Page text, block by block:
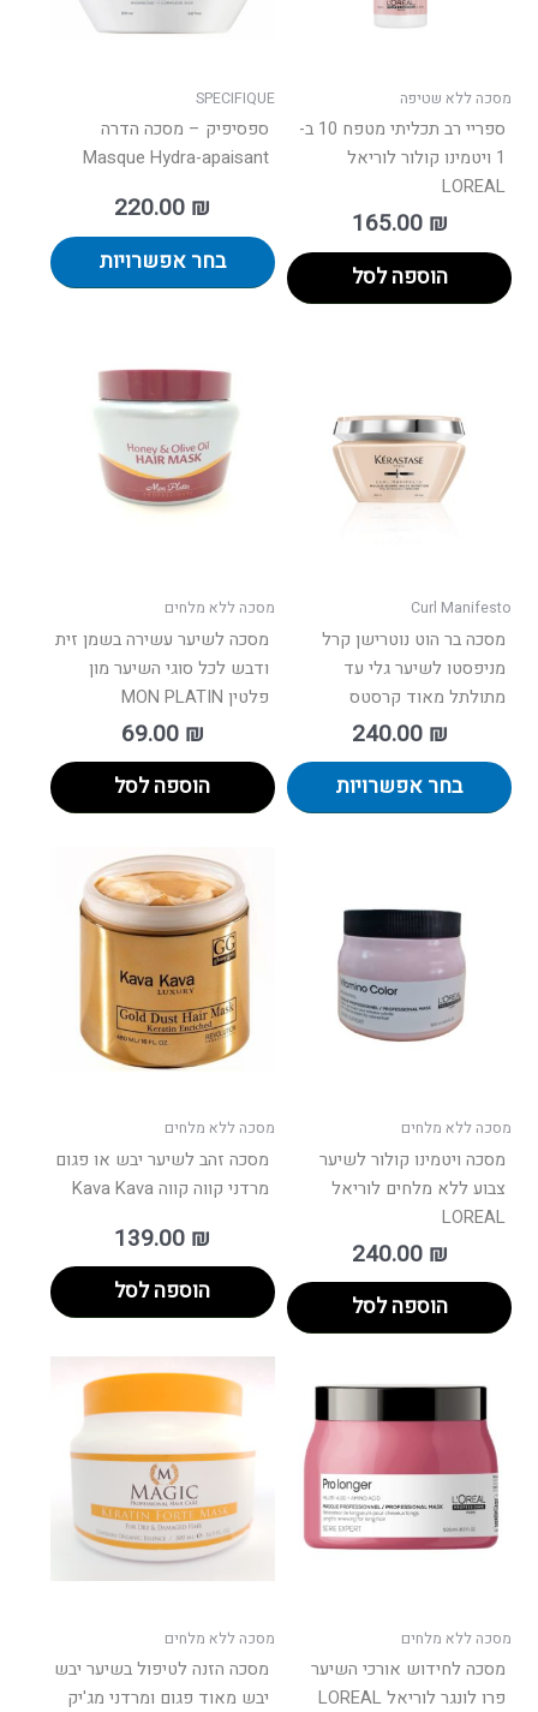
מסכה ללא שטיפה
ספריי רב תכליתי מטפח 10 ב-
1 ויטמינו קולור לוריאל
LOREAL
165.00 ₪
הוספה לסל
SPECIFIQUE
ספסיפיק – מסכה הדרה
Masque Hydra-apaisant
220.00 ₪
בחר אפשרויות
Curl Manifesto
מסכה בר הוט נוטרישן קרל
מניפסטו לשיער גלי עד
מתולתל מאוד קרסטס
240.00 ₪
בחר אפשרויות
בעמוד
מסכה ללא מלחים
מסכה לשיער עשירה בשמן זית
ודבש לכל סוגי השיער מון
פלטין MON PLATIN
69.00 ₪
הוספה לסל
מסכה ללא מלחים
מסכה ויטמינו קולור לשיער
צבוע ללא מלחים לוריאל
LOREAL
240.00 ₪
הוספה לסל
מסכה ללא מלחים
מסכה זהב לשיער יבש או פגום
מרדני קווה קווה Kava Kava
139.00 ₪
הוספה לסל
מסכה ללא מלחים
מסכה לחידוש אורכי השיער
פרו לונגר לוריאל LOREAL
מסכה ללא מלחים
מסכה הזנה לטיפול בשיער יבש
יבש מאוד פגום ומרדני מג'יק